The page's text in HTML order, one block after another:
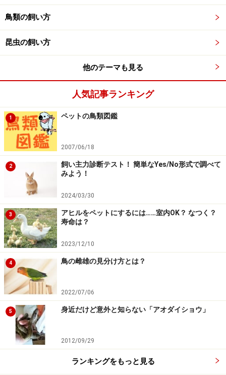
寿命が長い
という理由があります。いくら生き延びる術
とは言っても、やはり冬眠も夏眠も普段の生活に比べる
を変えますので、その影響というのもあります。
冬眠中は呼吸の間隔（1分間に何回呼吸するか）を長く
し、体温も下げて仮死状態に近い状態で眠りますので、
普段の生活とはまるっきり違う状態に身体をしているの
です。
そして、一番大きな理由となるのが
せてあげられないことです。ハムスターのようにぐっす
り春まで眠る冬眠をする場合、冬眠前にたくさんごはん
を食べ、寝ている間に消費するだけ蓄えてから冬眠しま
す。そうしないと、寝ている間に飢餓状態となり、起き
ることなく命を落としてしまうことがあるのです。
自然下では環境温度が下がるのに合わせて食料を貯蔵す
るように変わっていきますが、一般家庭の場合には急激
な冷え込み等でがくんと温度が下がり、冬眠準備をする
ことなく眠りはじめてしまうケースがほとんどです。そ
のため、準備をすることなく冬眠してしまい、冬眠中に
餓死してしまうことがあるのです。
命を落とす危険まで冒しながら冬眠させる必要があるで
鳥類の飼い方
昆虫の飼い方
他のテーマも見る
人気記事ランキング
1 ペットの鳥類図鑑
2007/06/18
2
飼い主力診断テスト！ 簡単なYes/No形式で調べて
みよう！
2024/03/30
3
アヒルをペットにするには……室内OK？ なつく？
寿命は？
2023/12/10
4 鳥の雌雄の見分け方とは？
2022/07/06
5 身近だけど意外と知らない「アオダイショウ」
2012/09/29
ランキングをもっと見る